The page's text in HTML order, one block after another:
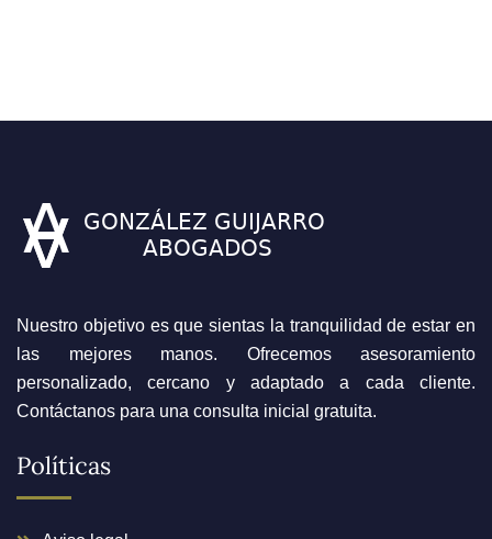
Nuestro objetivo es que sientas la tranquilidad de estar en
las mejores manos. Ofrecemos asesoramiento
personalizado, cercano y adaptado a cada cliente.
Contáctanos para una consulta inicial gratuita.
Políticas